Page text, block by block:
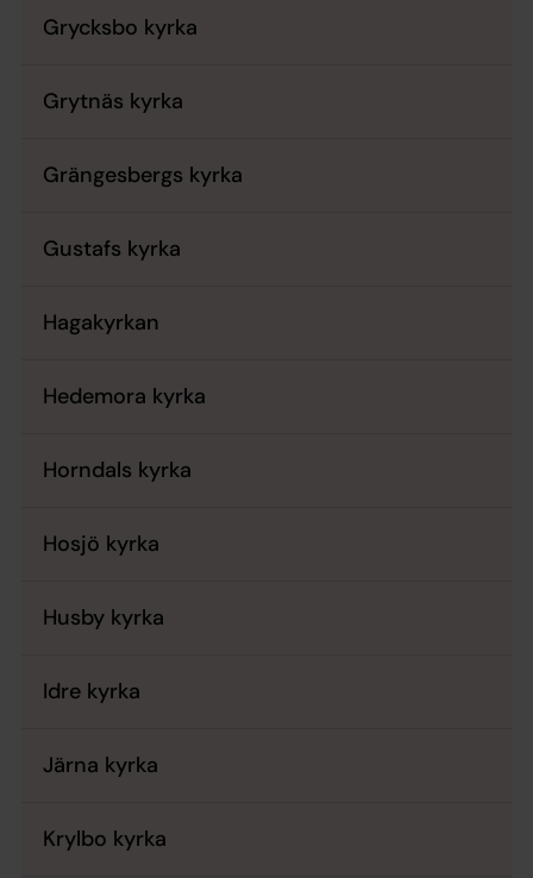
Grycksbo kyrka
Grytnäs kyrka
Grängesbergs kyrka
Gustafs kyrka
Hagakyrkan
Hedemora kyrka
Horndals kyrka
Hosjö kyrka
Husby kyrka
Idre kyrka
Järna kyrka
Krylbo kyrka